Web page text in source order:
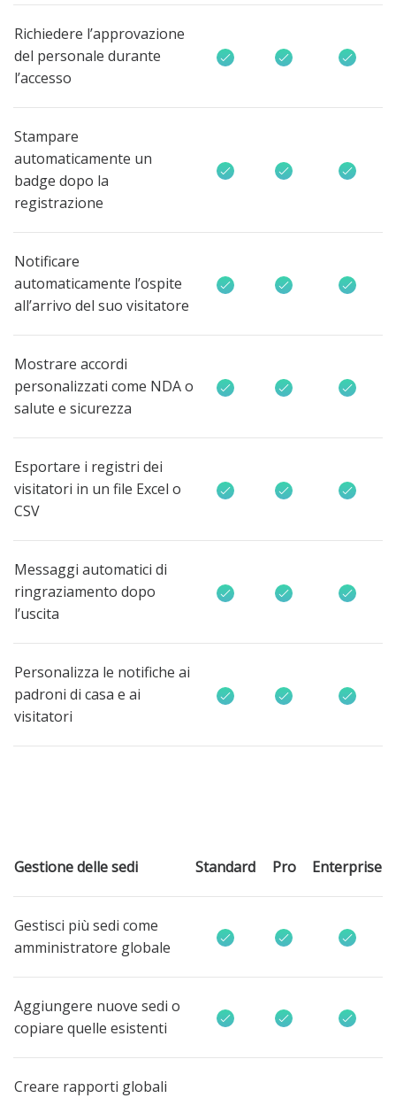
Richiedere l’approvazione
del personale durante
l’accesso
Stampare
automaticamente un
badge dopo la
registrazione
Notificare
automaticamente l’ospite
all’arrivo del suo visitatore
Mostrare accordi
personalizzati come NDA o
salute e sicurezza
Esportare i registri dei
visitatori in un file Excel o
CSV
Messaggi automatici di
ringraziamento dopo
l’uscita
Personalizza le notifiche ai
padroni di casa e ai
visitatori
Gestione delle sedi Standard Pro Enterprise
Gestisci più sedi come
amministratore globale
Aggiungere nuove sedi o
copiare quelle esistenti
Creare rapporti globali